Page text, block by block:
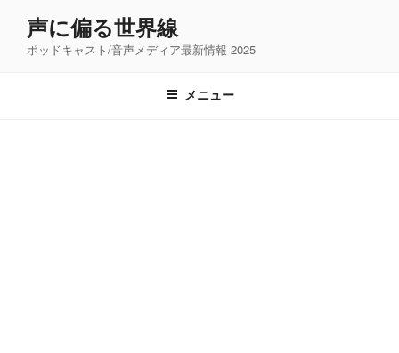
声に偏る世界線
ポッドキャスト/音声メディア最新情報 2025
メニュー